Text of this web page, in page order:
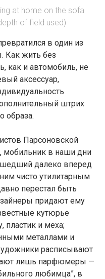
at home on the sofa
of field used)
в один из
Как жить без
как и автомобиль, не
аксессуар,
штрих
образа.
Парсоновской
в наши дни
далеко вперед
чисто утилитарным
перестал быть
придают ему
кутюрье
пластик и меха;
металлами и
расписывают
лишь парфюмеры —
любимца”, в